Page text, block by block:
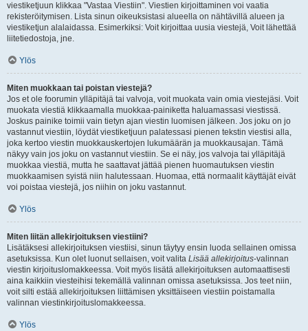
viestiketjuun klikkaa "Vastaa Viestiin". Viestien kirjoittaminen voi vaatia
rekisteröitymisen. Lista sinun oikeuksistasi alueella on nähtävillä alueen ja
viestiketjun alalaidassa. Esimerkiksi: Voit kirjoittaa uusia viestejä, Voit lähettää
liitetiedostoja, jne.
Ylös
Miten muokkaan tai poistan viestejä?
Jos et ole foorumin ylläpitäjä tai valvoja, voit muokata vain omia viestejäsi. Voit
muokata viestiä klikkaamalla muokkaa-painiketta haluamassasi viestissä.
Joskus painike toimii vain tietyn ajan viestin luomisen jälkeen. Jos joku on jo
vastannut viestiin, löydät viestiketjuun palatessasi pienen tekstin viestisi alla,
joka kertoo viestin muokkauskertojen lukumäärän ja muokkausajan. Tämä
näkyy vain jos joku on vastannut viestiin. Se ei näy, jos valvoja tai ylläpitäjä
muokkaa viestiä, mutta he saattavat jättää pienen huomautuksen viestin
muokkaamisen syistä niin halutessaan. Huomaa, että normaalit käyttäjät eivät
voi poistaa viestejä, jos niihin on joku vastannut.
Ylös
Miten liitän allekirjoituksen viestiini?
Lisätäksesi allekirjoituksen viestiisi, sinun täytyy ensin luoda sellainen omissa
asetuksissa. Kun olet luonut sellaisen, voit valita Lisää allekirjoitus-valinnan
viestin kirjoituslomakkeessa. Voit myös lisätä allekirjoituksen automaattisesti
aina kaikkiin viesteihisi tekemällä valinnan omissa asetuksissa. Jos teet niin,
voit silti estää allekirjoituksen liittämisen yksittäiseen viestiin poistamalla
valinnan viestinkirjoituslomakkeessa.
Ylös